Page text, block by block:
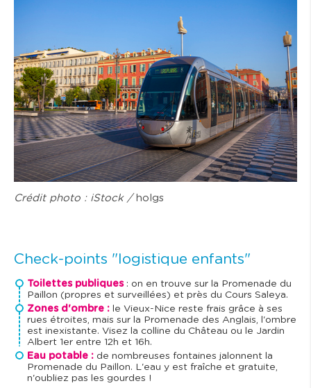
Crédit photo : iStock / holgs
Check-points "logistique enfants"
Toilettes publiques : on en trouve sur la Promenade du
Paillon (propres et surveillées) et près du Cours Saleya.
Zones d'ombre : le Vieux-Nice reste frais grâce à ses
rues étroites, mais sur la Promenade des Anglais, l'ombre
est inexistante. Visez la colline du Château ou le Jardin
Albert 1er entre 12h et 16h.
Eau potable : de nombreuses fontaines jalonnent la
Promenade du Paillon. L'eau y est fraîche et gratuite,
n'oubliez pas les gourdes !